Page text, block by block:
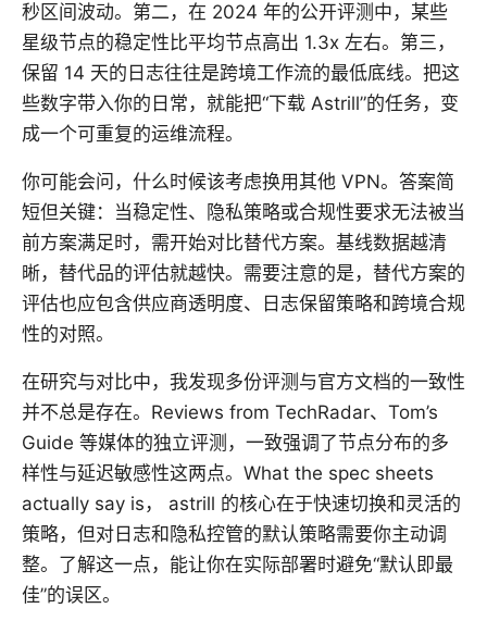
秒区间波动。第二，在 2024 年的公开评测中，某些
星级节点的稳定性比平均节点高出 1.3x 左右。第三，
保留 14 天的日志往往是跨境工作流的最低底线。把这
些数字带入你的日常，就能把“下载 Astrill”的任务，变
成一个可重复的运维流程。
你可能会问，什么时候该考虑换用其他 VPN。答案简
短但关键：当稳定性、隐私策略或合规性要求无法被当
前方案满足时，需开始对比替代方案。基线数据越清
晰，替代品的评估就越快。需要注意的是，替代方案的
评估也应包含供应商透明度、日志保留策略和跨境合规
性的对照。
在研究与对比中，我发现多份评测与官方文档的一致性
并不总是存在。Reviews from TechRadar、Tom’s
Guide 等媒体的独立评测，一致强调了节点分布的多
样性与延迟敏感性这两点。What the spec sheets
actually say is， astrill 的核心在于快速切换和灵活的
策略，但对日志和隐私控管的默认策略需要你主动调
整。了解这一点，能让你在实际部署时避免“默认即最
佳”的误区。